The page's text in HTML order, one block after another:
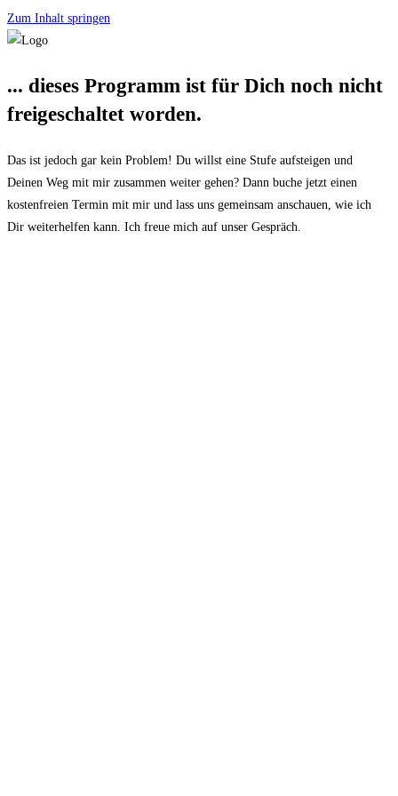
Zum Inhalt springen
... dieses Programm ist für Dich noch nicht
freigeschaltet worden.
Das ist jedoch gar kein Problem! Du willst eine Stufe aufsteigen und
Deinen Weg mit mir zusammen weiter gehen? Dann buche jetzt einen
kostenfreien Termin mit mir und lass uns gemeinsam anschauen, wie ich
Dir weiterhelfen kann. Ich freue mich auf unser Gespräch.